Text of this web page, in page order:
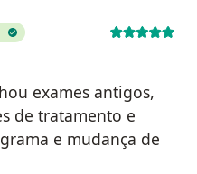
exames antigos,
de tratamento e
e mudança de